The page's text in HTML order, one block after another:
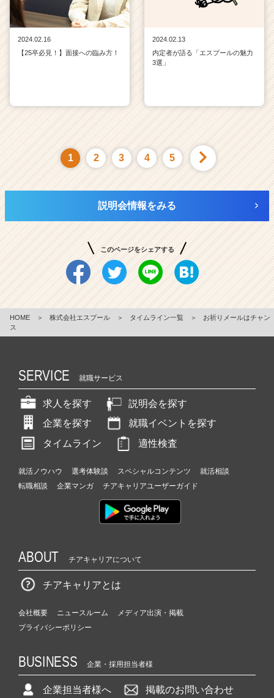
2024.02.16
【25卒必見！】面接への臨み方！
2024.02.13
内定者が語る「エスプールの魅力
3選」
1 2 3 4 5
説明会情報をみる
このページをシェアする
HOME ＞ 株式会社エスプール ＞ タイムライン一覧 ＞
お祈りメールはチャン
ス
SERVICE 就職サービス
求人を探す
説明会を探す
企業を探す
就職イベントを探す
タイムライン
適性検査
就活ノウハウ 選考体験談 スペシャルコンテンツ
就活相談
転職相談
企業マンガ チアキャリアユーザーガイド
ABOUT チアキャリアについて
チアキャリアとは
会社概要 ニュースルーム
メディア出演・掲載
プライバシーポリシー
BUSINESS 企業・採用担当者様
企業担当者様へ 掲載のお問い合わせ